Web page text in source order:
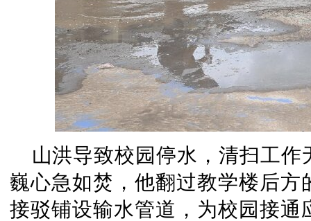
山洪导致校园停水，清扫工
巍心急如焚，他翻过教学楼后
接驳铺设输水管道，为校园接